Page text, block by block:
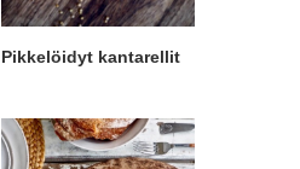
Pikkelöidyt kantarellit